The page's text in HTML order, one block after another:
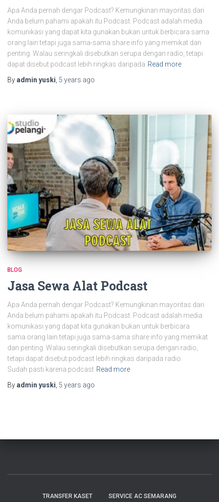
Apa Anda pernah dengar Podcast? Kemungkinan mayoritas dari
Anda belum pahami apakah itu Podcast. Podcast adalah media
komunikasi yang dapat kita gunakan bukan untuk berbicara sama
orang lain tetapi juga sama-sama share info yang memikat dan
penting. Walau seringkali disebutkan serupa dengan radio, tetapi
dapat disebut podcast lebih ringkas daripada Read more
Byadmin yuski 5 years ago
BLOG
Jasa Sewa Alat Podcast
Apa Anda pernah dengar Podcast? Kemungkinan mayoritas dari
Anda belum pahami apakah itu Podcast. Podcast adalah media
komunikasi yang dapat kita gunakan bukan untuk berbicara
sama orang lain tetapi juga sama-sama share info yang memikat
dan penting. Walau seringkali disebutkan serupa dengan radio,
tetapi dapat disebut podcast lebih ringkas daripada radio.
Sudah pasti karena podcast Read more
Byadmin yuski, 5 years ago
TRANSFER KASET SERVICE AC SEMARANG